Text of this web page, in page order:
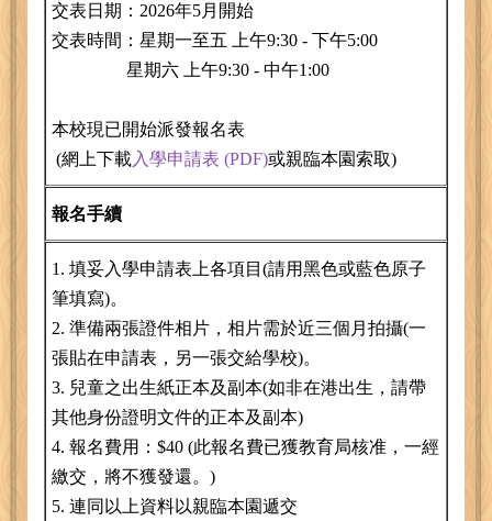
交表日期：2026年5月開始
交表時間：星期一至五 上午9:30 - 下午5:00
星期六 上午9:30 - 中午1:00
本校現已開始派發報名表
(網上下載入學申請表 (PDF)或親臨本園索取)
報名手續
1. 填妥入學申請表上各項目(請用黑色或藍色原子
筆填寫)。
2. 準備兩張證件相片，相片需於近三個月拍攝(一
張貼在申請表，另一張交給學校)。
3. 兒童之出生紙正本及副本(如非在港出生，請帶
其他身份證明文件的正本及副本)
4. 報名費用：$40 (此報名費已獲教育局核准，一經
繳交，將不獲發還。)
5. 連同以上資料以親臨本園遞交